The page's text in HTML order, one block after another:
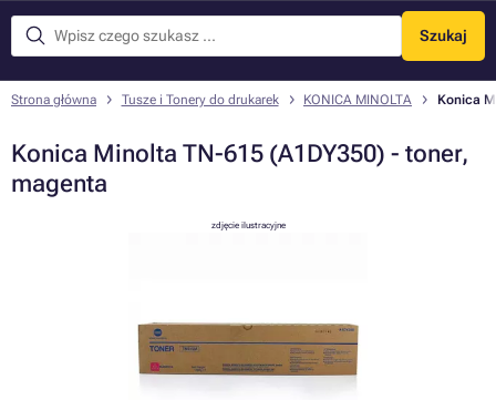
Szukaj
Menu
Strona główna Tusze i Tonery do drukarek KONICA MINOLTA Konica
Konica Minolta TN-615 (A1DY350) - toner,
magenta
zdjęcie ilustracyjne